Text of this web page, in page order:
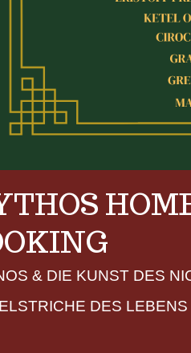
& DIE KUNST DES
DES LEBENS